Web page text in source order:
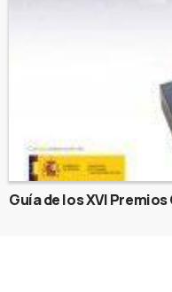
Guía de los XVI